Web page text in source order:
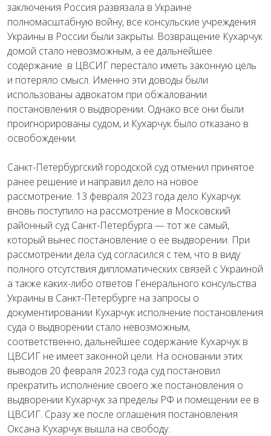
заключения Россия развязала в Украине
полномасштабную войну, все консульские учреждения
Украины в России были закрыты. Возвращение Кухарчук
домой стало невозможным, а ее дальнейшее
содержание в ЦВСИГ перестало иметь законную цель
и потеряло смысл. Именно эти доводы были
использованы адвокатом при обжаловании
постановления о выдворении. Однако все они были
проигнорированы судом, и Кухарчук было отказано в
освобождении.
Санкт-Петербургский городской суд отменил принятое
ранее решение и направил дело на новое
рассмотрение. 13 февраля 2023 года дело Кухарчук
вновь поступило на рассмотрение в Московский
районный суд Санкт-Петербурга — тот же самый,
который вынес постановление о ее выдворении. При
рассмотрении дела суд согласился с тем, что в виду
полного отсутствия дипломатических связей с Украиной
а также каких-либо ответов Генерального консульства
Украины в Санкт-Петербурге на запросы о
документировании Кухарчук исполнение постановления
суда о выдворении стало невозможным,
соответственно, дальнейшее содержание Кухарчук в
ЦВСИГ не имеет законной цели. На основании этих
выводов 20 февраля 2023 года суд постановил
прекратить исполнение своего же постановления о
выдворении Кухарчук за пределы РФ и помещении ее в
ЦВСИГ. Сразу же после оглашения постановления
Оксана Кухарчук вышла на свободу.